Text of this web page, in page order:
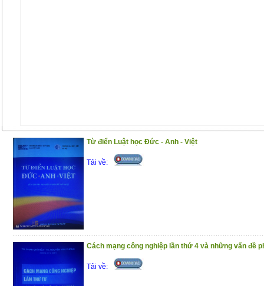
Từ điển Luật học Đức - Anh - Việt
Tải về:
Cách mạng công nghiệp lần thứ 4 và những vấn đề
Tải về: